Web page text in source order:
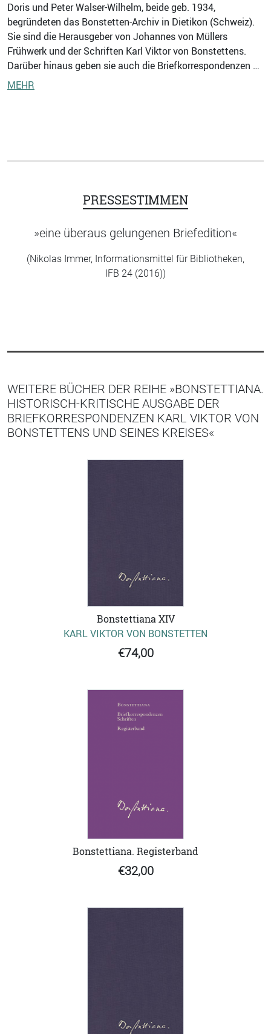
Doris und Peter Walser-Wilhelm, beide geb. 1934,
begründeten das Bonstetten-Archiv in Dietikon (Schweiz).
Sie sind die Herausgeber von Johannes von Müllers
Frühwerk und der Schriften Karl Viktor von Bonstettens.
Darüber hinaus geben sie auch die Briefkorrespondenzen …
MEHR
PRESSESTIMMEN
»eine überaus gelungenen Briefedition«
(Nikolas Immer, Informationsmittel für Bibliotheken,
IFB 24 (2016))
WEITERE BÜCHER DER REIHE »BONSTETTIANA.
HISTORISCH-KRITISCHE AUSGABE DER
BRIEFKORRESPONDENZEN KARL VIKTOR VON
BONSTETTENS UND SEINES KREISES«
Bonstettiana XIV
KARL VIKTOR VON BONSTETTEN
€74,00
Bonstettiana. Registerband
€32,00